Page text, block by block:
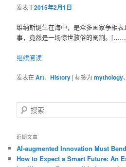
发表于2015年2月1日
维纳斯诞生在海中，是众多画家争相
事，竟然是一场惊世骇俗的阉割。
继续阅读
发表在Art、History |标签为 mythology
搜
索
近期文章
AI-augmented Innovation Must
How to Expect a Smart Future: An